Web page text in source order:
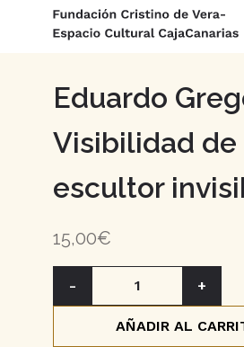
Eduardo
Visibilidad de
escultor
15,00€
- 1 +
AÑADIR AL